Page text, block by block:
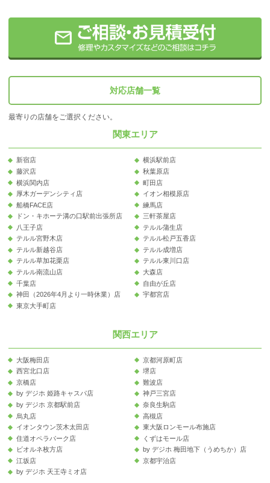
対応店舗一覧
最寄りの店舗をご選択ください。
関東エリア
新宿店
横浜駅前店
藤沢店
秋葉原店
横浜関内店
町田店
厚木ガーデンシティ店
イオン相模原店
船橋FACE店
練馬店
ドン・キホーテ溝の口駅前出張所店
三軒茶屋店
八王子店
テルル蒲生店
テルル宮野木店
テルル松戸五香店
テルル新越谷店
テルル成増店
テルル草加花栗店
テルル東川口店
テルル南流山店
大森店
千葉店
自由が丘店
神田（2026年4月より一時休業）店
宇都宮店
東京大手町店
関西エリア
大阪梅田店
京都河原町店
西宮北口店
堺店
京橋店
難波店
by デジホ 姫路キャスパ店
神戸三宮店
by デジホ 京都駅前店
奈良生駒店
烏丸店
高槻店
イオンタウン茨木太田店
東大阪ロンモール布施店
住道オペラパーク店
くずはモール店
ビオルネ枚方店
by デジホ 梅田地下（うめちか）店
江坂店
京都宇治店
by デジホ 天王寺ミオ店